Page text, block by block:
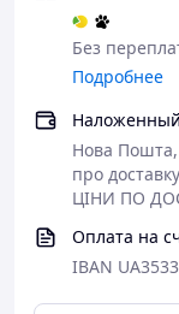
Без
Подробнее
Нова
про
ЦІНИ ПО
Оплата на
IBAN